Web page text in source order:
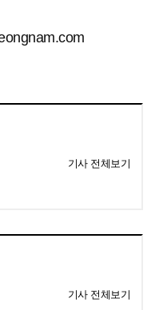
기사 전체보기
기사 전체보기